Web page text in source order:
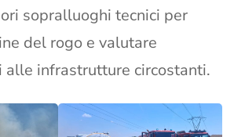
sopralluoghi tecnici per
del rogo e valutare
alle infrastrutture circostanti.